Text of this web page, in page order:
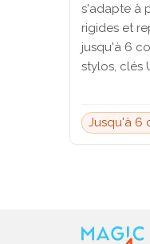
s'adapte à
rigides et
jusqu'à 6
stylos, clés
Jusqu'à 6